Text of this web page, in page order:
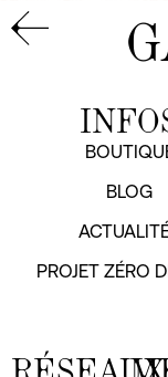
BLOG
PROJET ZÉRO